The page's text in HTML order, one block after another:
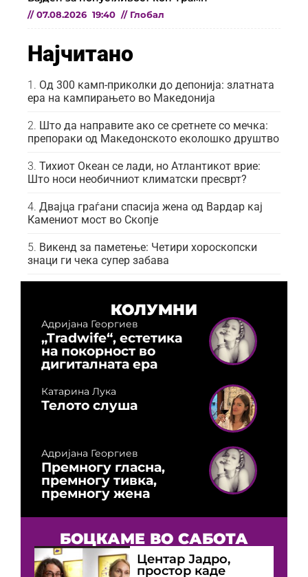
// 07.08.2026 19:40 // Глобал
Најчитано
Од 300 камп-приколки до депонија: златната
ера на кампирањето во Македонија
Што да направите ако се сретнете со мечка:
препораки од Македонското еколошко друштво
Тихиот Океан се лади, но Атлантикот врие:
Што носи необичниот климатски пресврт?
Двајца граѓани спасија жена од Вардар кај
Камениот мост во Скопје
Викенд за паметење: Четири хороскопски
знаци ги чека супер забава
КОЛУМНИ
Адријана Георгиев
„Tradwife“, естетика
на покорност во
дигиталната ера
Катарина Лука
Телото слуша
Адријана Георгиев
Премногу гласна,
премногу тивка,
премногу жена
БОЦКАМЕ ВО САБОТА
Центар Јадро,
простор каде